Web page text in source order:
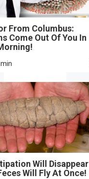
From Columbus:
Come Out Of You In
Will Disappear
Will Fly At Once!